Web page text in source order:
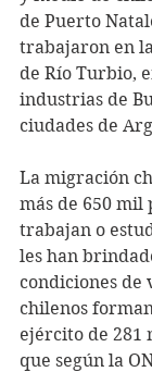
de Puerto
trabajaron en
de Río Turbio,
industrias de
ciudades de
La migración
más de 650 mil
trabajan o
les han
condiciones de
chilenos
ejército de 281
que según la